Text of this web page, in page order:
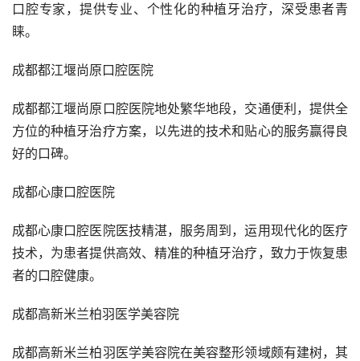
口腔专家，提供专业、个性化的种植牙治疗，深受患者青
睐。
成都都江堰尚原口腔医院
成都都江堰尚原口腔医院地处繁华地段，交通便利，提供全
方位的种植牙治疗方案，以先进的技术和贴心的服务赢得良
好的口碑。
成都心康口腔医院
成都心康口腔医院医技精湛，服务周到，运用现代化的医疗
技术，为患者提供高效、精准的种植牙治疗，致力于恢复患
者的口腔健康。
成都高新米兰柏羽医学美容院
成都高新米兰柏羽医学美容院在美容整形领域颇有建树，其